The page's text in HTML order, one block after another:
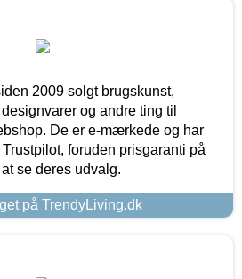
2009 solgt brugskunst,
og andre ting til
De er e-mærkede og har
foruden prisgaranti på
se deres udvalg.
på TrendyLiving.dk